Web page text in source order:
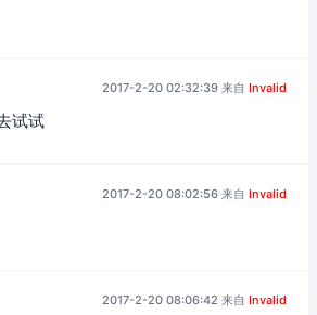
2017-2-20 02:32:39 来自 Invalid
试试
2017-2-20 08:02:56 来自 Invalid
2017-2-20 08:06:42 来自 Invalid